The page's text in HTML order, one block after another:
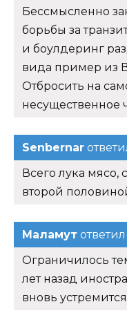
Бессмысленно
борьбы за
и боулдеринг
вида пример из
Отбросить на
несущественное
Senbernar
Всего лука
второй
Маламут
Ограничилось
лет назад
вновь